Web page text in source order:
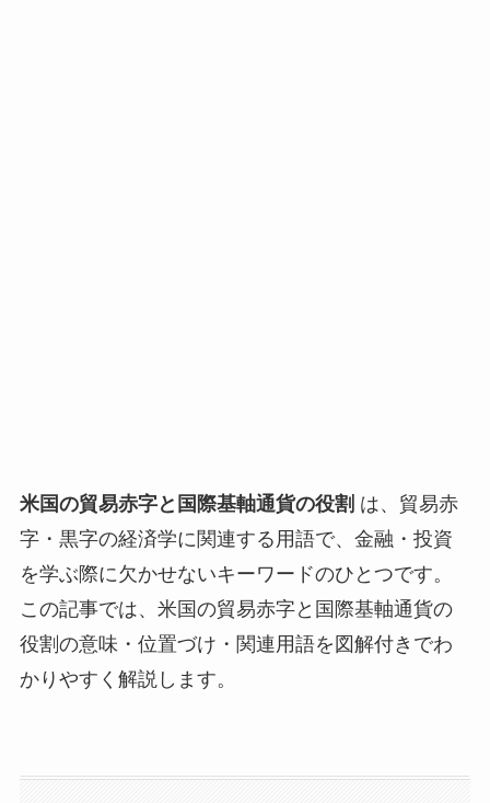
米国の貿易赤字と国際基軸通貨の役割 は、貿易赤
字・黒字の経済学に関連する用語で、金融・投資
を学ぶ際に欠かせないキーワードのひとつです。
この記事では、米国の貿易赤字と国際基軸通貨の
役割の意味・位置づけ・関連用語を図解付きでわ
かりやすく解説します。